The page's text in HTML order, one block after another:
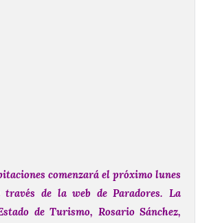
comenzará el próximo lunes
de la web de Paradores. La
de Turismo, Rosario Sánchez,